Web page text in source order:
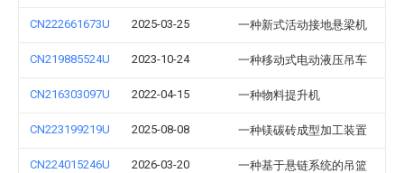
CN222661673U 2025-03-25 一种新式活动接地悬梁机
CN219885524U 2023-10-24 一种移动式电动液压吊车
CN216303097U 2022-04-15 一种物料提升机
CN223199219U 2025-08-08 一种镁碳砖成型加工装置
CN224015246U 2026-03-20
一种基于悬链系统的吊篮